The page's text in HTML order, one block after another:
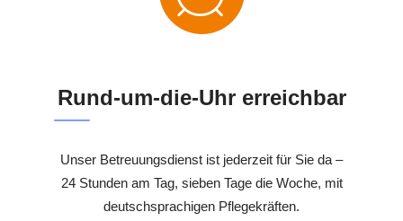
Rund-um-die-Uhr erreichbar
Unser Betreuungsdienst ist jederzeit für Sie da –
24 Stunden am Tag, sieben Tage die Woche, mit
deutschsprachigen Pflegekräften.